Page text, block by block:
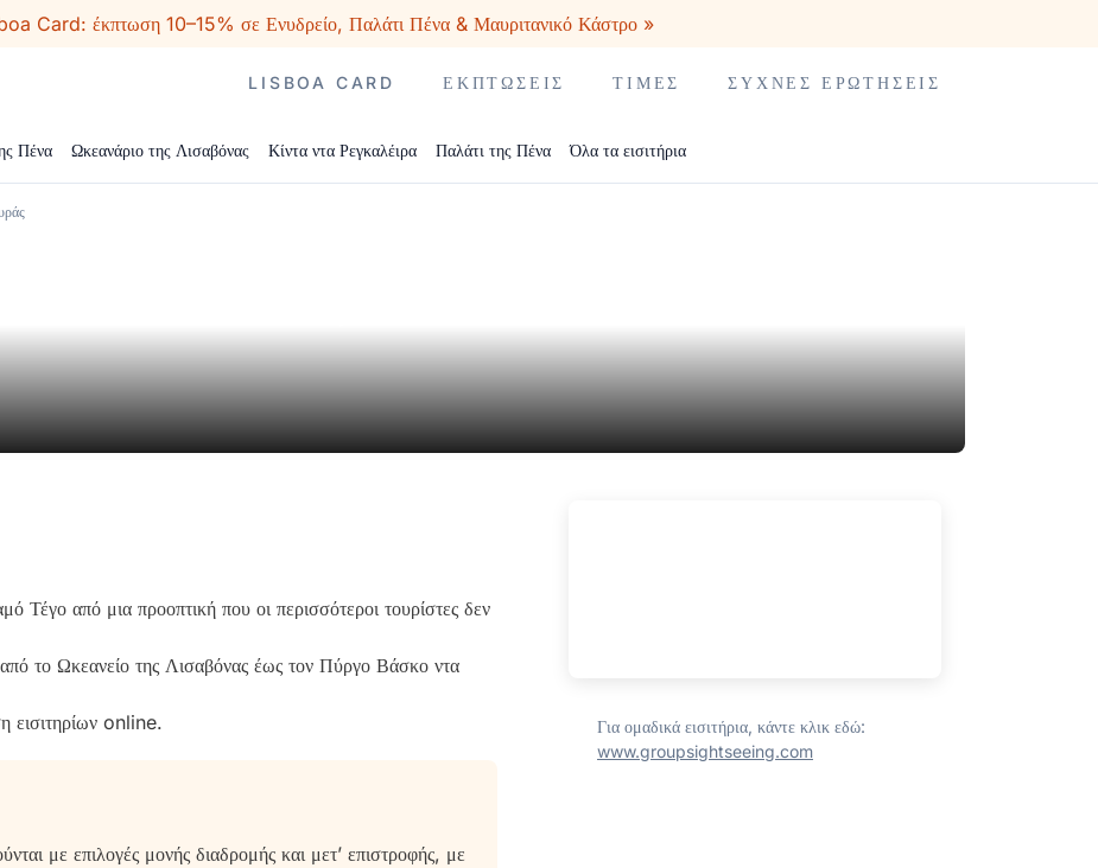
Card: έκπτωση 10–15% σε Ενυδρείο, Παλάτι Πένα & Μαυριτανικό Κάστρο »
LISBOA CARD ΕΚΠΤΏΣΕΙΣ ΤΙΜΈΣ ΣΥΧΝΈΣ ΕΡΩΤΉΣΕΙΣ
Πένα Ωκεανάριο της Λισαβόνας Κίντα ντα Ρεγκαλέιρα Παλάτι της Πένα Όλα τα εισιτήρια
από μια προοπτική που οι περισσότεροι τουρίστες δεν
το Ωκεανείο της Λισαβόνας έως τον Πύργο Βάσκο ντα
εισιτηρίων online.
με επιλογές μονής διαδρομής και μετ’ επιστροφής, με
Για ομαδικά εισιτήρια, κάντε κλικ εδώ:
www.groupsightseeing.com